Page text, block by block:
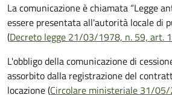
La comunicazione è chiamata “Legge
essere presentata all'autorità locale di
(Decreto legge 21/03/1978, n. 59, art.
L'obbligo della comunicazione di
assorbito dalla registrazione del
locazione (Circolare ministeriale 31/